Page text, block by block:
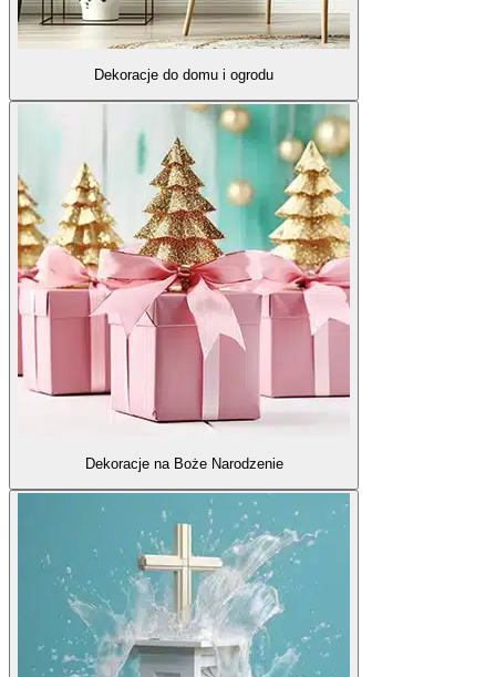
Dekoracje do domu i ogrodu
Dekoracje na Boże Narodzenie